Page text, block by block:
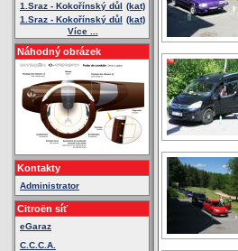
1.Sraz - Kokořínský důl (kat)
1.Sraz - Kokořínský důl (kat)
Více ...
Náhodný obrázek
Kontakty
Administrator
Citroën síť
eGaraz
C.C.C.A.